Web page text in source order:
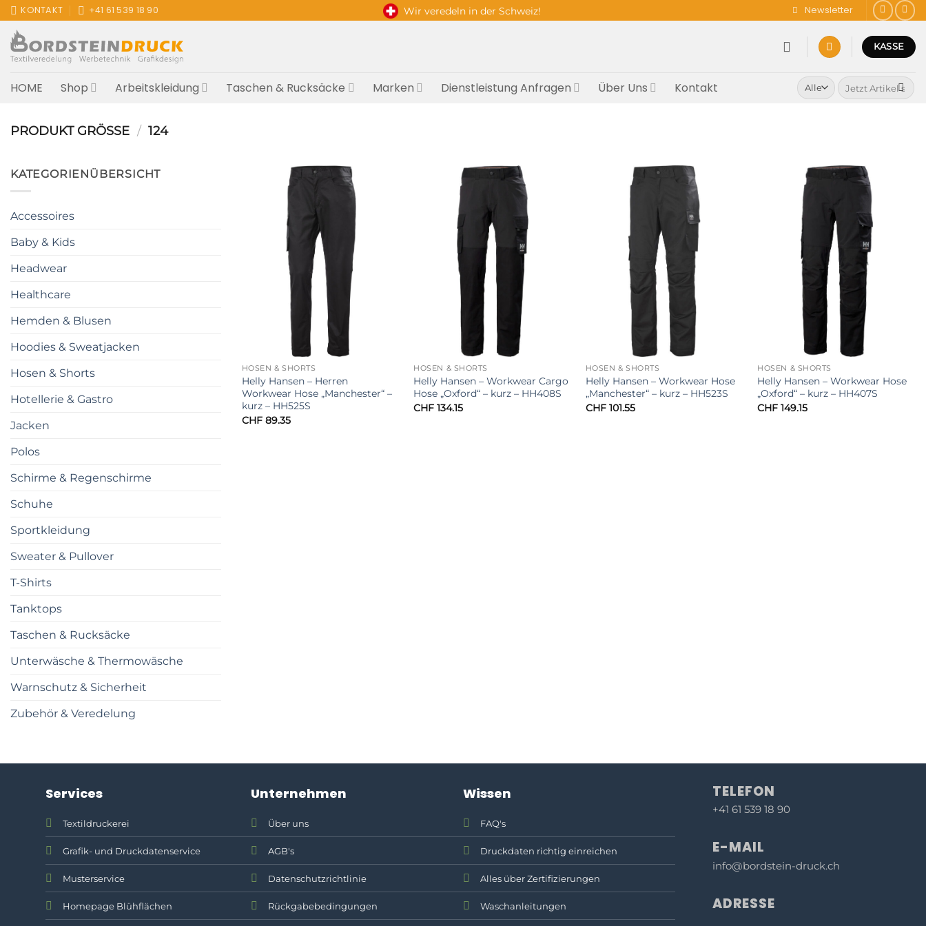
Zum
Inhalt
springen
KONTAKT +41 61 539 18 90 Wir veredeln in der Schweiz! Newsletter
KASSE
HOME Shop Arbeitskleidung Taschen & Rucksäcke Marken Dienstleistung Anfragen Über Uns Kontakt
Suchen
nach:
PRODUKT GRÖSSE / 124
KATEGORIENÜBERSICHT
Accessoires
Baby & Kids
Headwear
Healthcare
Hemden & Blusen
Hoodies & Sweatjacken
Hosen & Shorts
Hotellerie & Gastro
Jacken
Polos
Schirme & Regenschirme
Schuhe
Sportkleidung
Sweater & Pullover
T-Shirts
Tanktops
Taschen & Rucksäcke
Unterwäsche & Thermowäsche
Warnschutz & Sicherheit
Zubehör & Veredelung
HOSEN & SHORTS
Helly Hansen – Herren
Workwear Hose „Manchester“ –
kurz – HH525S
CHF89.35
HOSEN & SHORTS
Helly Hansen – Workwear Cargo
Hose „Oxford“ – kurz – HH408S
CHF 134.15
HOSEN & SHORTS
Helly Hansen – Workwear Hose
„Manchester“ – kurz – HH523S
CHF101.55
HOSEN & SHORTS
Helly Hansen – Workwear Hose
„Oxford“ – kurz – HH407S
CHF 149.15
Services
Textildruckerei
Grafik- und Druckdatenservice
Musterservice
Homepage Blühflächen
Unternehmen
Über uns
AGB's
Datenschutzrichtlinie
Rückgabebedingungen
Wissen
FAQ's
Druckdaten richtig einreichen
Alles über Zertifizierungen
Waschanleitungen
TELEFON
+41 61 539 18 90
E-MAIL
info@bordstein-druck.ch
ADRESSE